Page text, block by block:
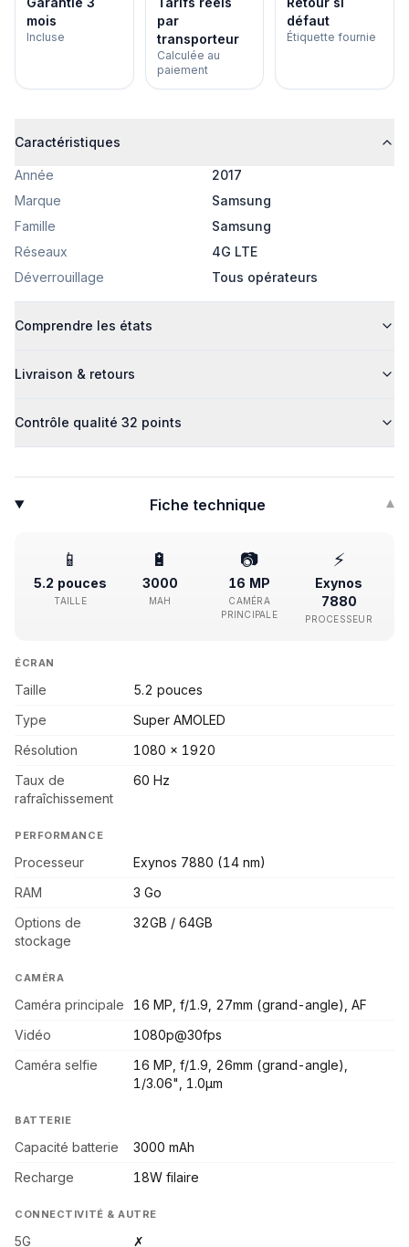
mois
Incluse
par
transporteur
Calculée au
paiement
défaut
Étiquette fournie
Caractéristiques
Année
2017
Marque
Samsung
Famille
Samsung
Réseaux
4G LTE
Déverrouillage
Tous opérateurs
Comprendre les états
Livraison & retours
Contrôle qualité 32 points
Fiche technique ▾
📱
5.2 pouces
TAILLE
🔋
3000
MAH
📷
16 MP
CAMÉRA
PRINCIPALE
⚡
Exynos
7880
PROCESSEUR
ÉCRAN
Taille
5.2 pouces
Type
Super AMOLED
Résolution
1080 x 1920
Taux de
rafraîchissement
60 Hz
PERFORMANCE
Processeur
Exynos 7880 (14 nm)
RAM
3 Go
Options de
stockage
32GB / 64GB
CAMÉRA
Caméra principale
16 MP, f/1.9, 27mm (grand-angle), AF
Vidéo
1080p@30fps
Caméra selfie
16 MP, f/1.9, 26mm (grand-angle),
1/3.06", 1.0µm
BATTERIE
Capacité batterie
3000 mAh
Recharge
18W filaire
CONNECTIVITÉ & AUTRE
5G ✗